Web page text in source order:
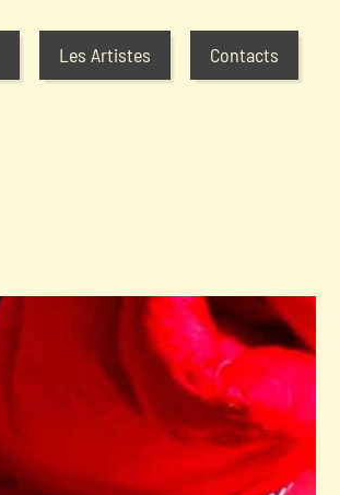
Les Artistes Contacts